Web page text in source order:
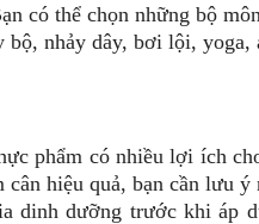
có thể chọn những bộ
bộ, nhảy dây, bơi lội,
phẩm có nhiều lợi ích
cân hiệu quả, bạn cần lưu
dinh dưỡng trước khi áp